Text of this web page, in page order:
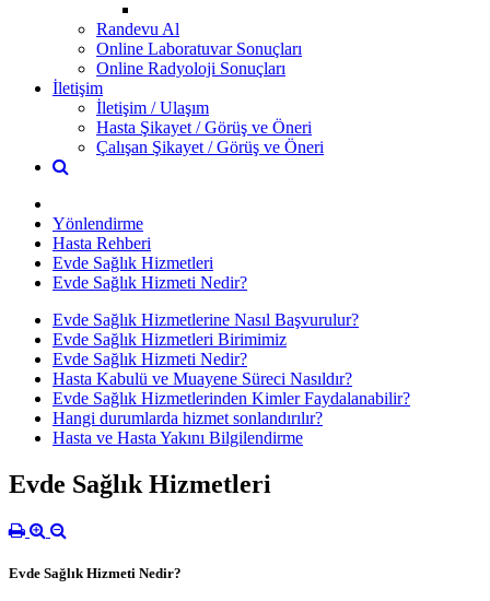
Randevu Al
Online Laboratuvar Sonuçları
Online Radyoloji Sonuçları
İletişim
İletişim / Ulaşım
Hasta Şikayet / Görüş ve Öneri
Çalışan Şikayet / Görüş ve Öneri
Yönlendirme
Hasta Rehberi
Evde Sağlık Hizmetleri
Evde Sağlık Hizmeti Nedir?
Evde Sağlık Hizmetlerine Nasıl Başvurulur?
Evde Sağlık Hizmetleri Birimimiz
Evde Sağlık Hizmeti Nedir?
Hasta Kabulü ve Muayene Süreci Nasıldır?
Evde Sağlık Hizmetlerinden Kimler Faydalanabilir?
Hangi durumlarda hizmet sonlandırılır?
Hasta ve Hasta Yakını Bilgilendirme
Evde Sağlık Hizmetleri
Evde Sağlık Hizmeti Nedir?